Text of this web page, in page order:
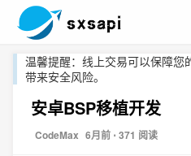
温馨提醒：线上交易可以保障您
带来安全风险。
安卓BSP移植开发
CodeMax 6月前 ⋅ 371 阅读